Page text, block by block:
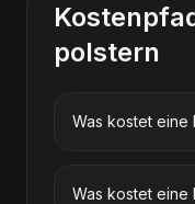
polstern
Was kostet eine
Was kostet eine